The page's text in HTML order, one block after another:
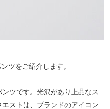
ツをご紹介します。
ツです。光沢があり上品なス
ストは、ブランドのアイコン